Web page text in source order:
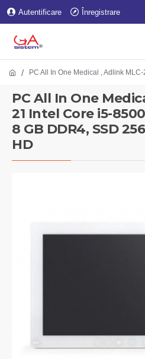
Autentificare Înregistrare
PC All In One Medical , Adlink
PC All In One
21 Intel Core i5-
8 GB DDR4, SSD
HD